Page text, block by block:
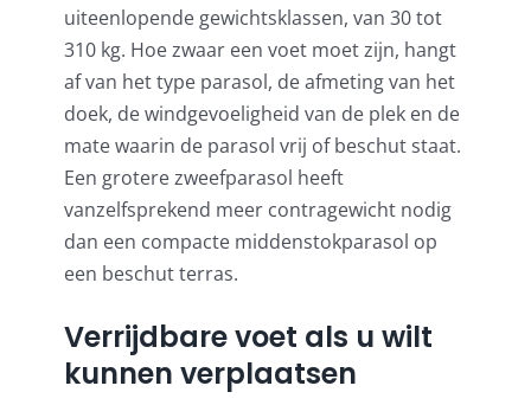
uiteenlopende gewichtsklassen, van 30 tot
310 kg. Hoe zwaar een voet moet zijn, hangt
af van het type parasol, de afmeting van het
doek, de windgevoeligheid van de plek en de
mate waarin de parasol vrij of beschut staat.
Een grotere zweefparasol heeft
vanzelfsprekend meer contragewicht nodig
dan een compacte middenstokparasol op
een beschut terras.
Verrijdbare voet als u wilt
kunnen verplaatsen